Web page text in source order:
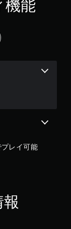
機能
レイ可能